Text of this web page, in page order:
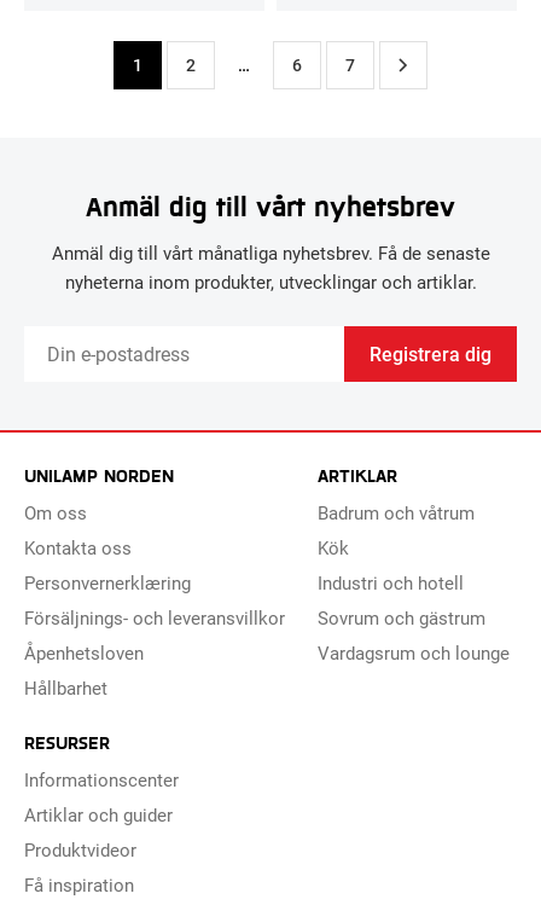
1 2 … 6 7
Anmäl dig till vårt nyhetsbrev
Anmäl dig till vårt månatliga nyhetsbrev. Få de senaste
nyheterna inom produkter, utvecklingar och artiklar.
Registrera dig
UNILAMP NORDEN
Om oss
Kontakta oss
Personvernerklæring
Försäljnings- och leveransvillkor
Åpenhetsloven
Hållbarhet
ARTIKLAR
Badrum och våtrum
Kök
Industri och hotell
Sovrum och gästrum
Vardagsrum och lounge
RESURSER
Informationscenter
Artiklar och guider
Produktvideor
Få inspiration